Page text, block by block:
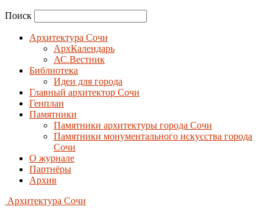
Поиск
Архитектура Сочи
АрхКалендарь
АС.Вестник
Библиотека
Идеи для города
Главный архитектор Сочи
Генплан
Памятники
Памятники архитектуры города Сочи
Памятники монументального искусства города
Сочи
О журнале
Партнёры
Архив
Архитектура Сочи